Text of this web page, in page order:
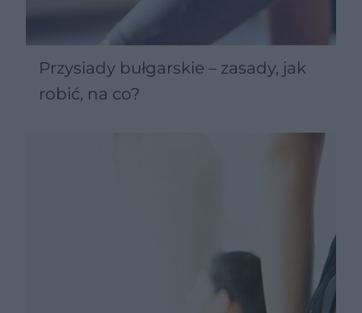
Przysiady bułgarskie – zasady, jak
robić, na co?